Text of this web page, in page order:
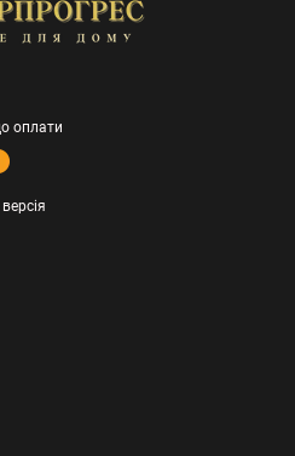
оплати